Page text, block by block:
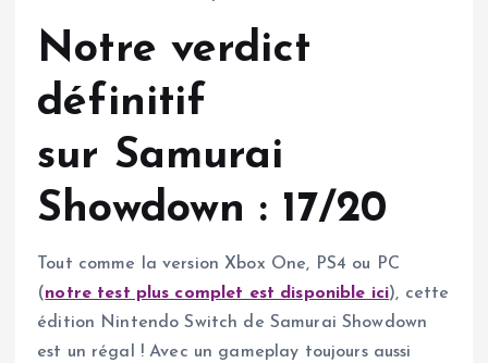
Notre verdict
définitif
sur Samurai
Showdown : 17/20
Tout comme la version Xbox One, PS4 ou PC
(notre test plus complet est disponible ici), cette
édition Nintendo Switch de Samurai Showdown
est un régal ! Avec un gameplay toujours aussi